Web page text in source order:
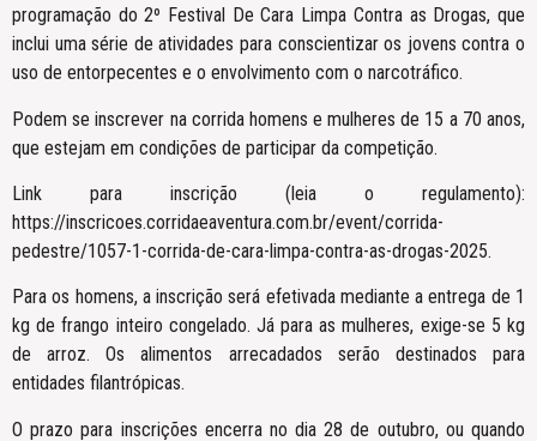
programação do 2º Festival De Cara Limpa Contra as Drogas, que
inclui uma série de atividades para conscientizar os jovens contra o
uso de entorpecentes e o envolvimento com o narcotráfico.
Podem se inscrever na corrida homens e mulheres de 15 a 70 anos,
que estejam em condições de participar da competição.
Link para inscrição (leia o regulamento):
https://inscricoes.corridaeaventura.com.br/event/corrida-
pedestre/1057-1-corrida-de-cara-limpa-contra-as-drogas-2025.
Para os homens, a inscrição será efetivada mediante a entrega de 1
kg de frango inteiro congelado. Já para as mulheres, exige-se 5 kg
de arroz. Os alimentos arrecadados serão destinados para
entidades filantrópicas.
O prazo para inscrições encerra no dia 28 de outubro, ou quando